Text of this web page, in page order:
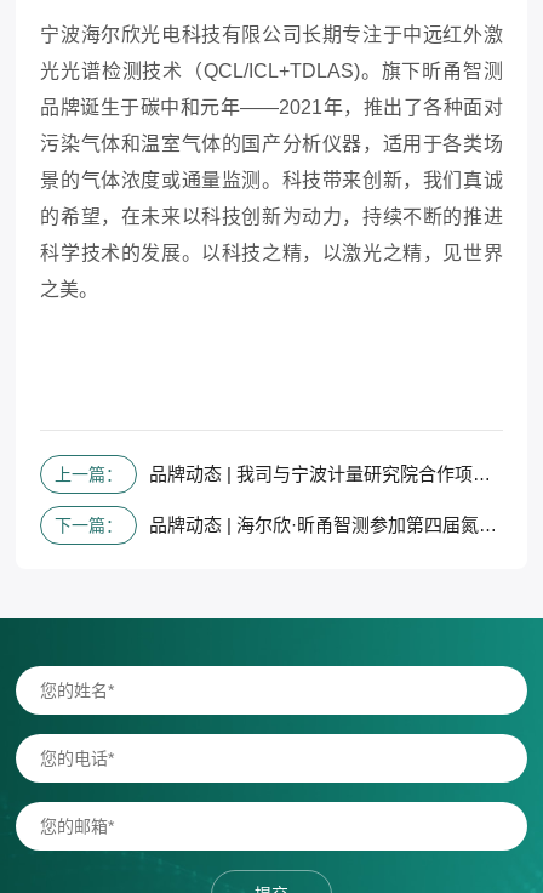
宁波海尔欣光电科技有限公司长期专注于中远红外激
光光谱检测技术（QCL/ICL+TDLAS)。旗下昕甬智测
品牌诞生于碳中和元年——2021年，推出了各种面对
污染气体和温室气体的国产分析仪器，适用于各类场
景的气体浓度或通量监测。科技带来创新，我们真诚
的希望，在未来以科技创新为动力，持续不断的推进
科学技术的发展。以科技之精，以激光之精，见世界
之美。
上一篇： 品牌动态 | 我司与宁波计量研究院合作项目荣登权威《中国计量》期刊
下一篇： 品牌动态 | 海尔欣·昕甬智测参加第四届氮素生物地球化学循环学术论坛